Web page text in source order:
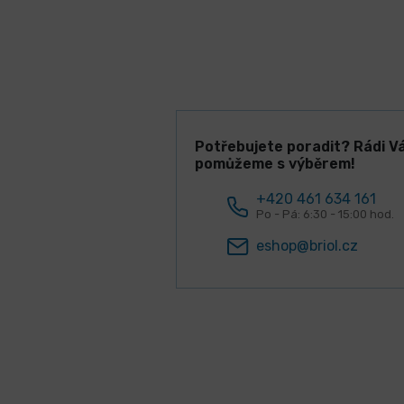
Potřebujete poradit? Rádi
pomůžeme s výběrem!
+420 461 634 161
Po - Pá: 6:30 - 15:00 hod.
eshop@briol.cz